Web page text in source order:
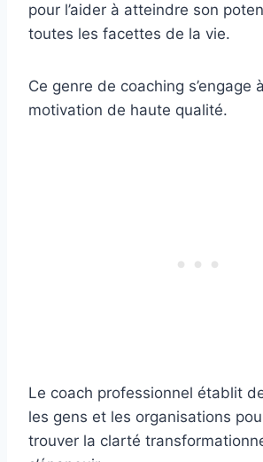
pour l’aider à atteindre son
toutes les facettes de la vie.
Ce genre de coaching s’engage
motivation de haute qualité.
Le coach professionnel établit
les gens et les organisations
trouver la clarté